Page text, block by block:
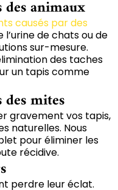
animaux
causés par des
l’urine de chats ou de
sur-mesure.
des taches
un tapis comme
mites
gravement vos tapis,
naturelles. Nous
pour éliminer les
récidive.
perdre leur éclat.